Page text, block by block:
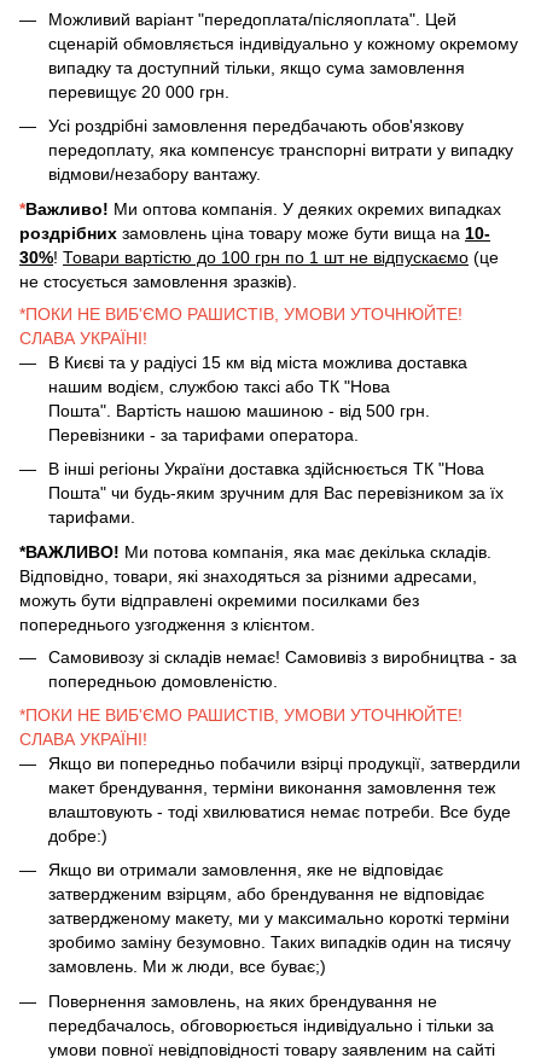
Можливий варіант "передоплата/післяоплата". Цей
сценарій обмовляється індивідуально у кожному окремому
випадку та доступний тільки, якщо сума замовлення
перевищує 20 000 грн.
Усі роздрібні замовлення передбачають обов'язкову
передоплату, яка компенсує транспорні витрати у випадку
відмови/незабору вантажу.
*Важливо! Ми оптова компанія. У деяких окремих випадках
роздрібних замовлень ціна товару може бути вища на 10-
30%! Товари вартістю до 100 грн по 1 шт не відпускаємо (це
не стосується замовлення зразків).
*ПОКИ НЕ ВИБ'ЄМО РАШИСТІВ, УМОВИ УТОЧНЮЙТЕ!
СЛАВА УКРАЇНІ!
В Києві та у радіусі 15 км від міста можлива доставка
нашим водієм, службою таксі або ТК "Нова
Пошта". Вартість нашою машиною - від 500 грн.
Перевізники - за тарифами оператора.
В інші регіоны України доставка здійснюється ТК "Нова
Пошта" чи будь-яким зручним для Вас перевізником за їх
тарифами.
*ВАЖЛИВО! Ми потова компанія, яка має декілька складів.
Відповідно, товари, які знаходяться за різними адресами,
можуть бути відправлені окремими посилками без
попереднього узгодження з клієнтом.
Самовивозу зі складів немає! Самовивіз з виробництва - за
попередньою домовленістю.
*ПОКИ НЕ ВИБ'ЄМО РАШИСТІВ, УМОВИ УТОЧНЮЙТЕ!
СЛАВА УКРАЇНІ!
Якщо ви попередньо побачили взірці продукції, затвердили
макет брендування, терміни виконання замовлення теж
влаштовують - тоді хвилюватися немає потреби. Все буде
добре:)
Якщо ви отримали замовлення, яке не відповідає
затвердженим взірцям, або брендування не відповідає
затвердженому макету, ми у максимально короткі терміни
зробимо заміну безумовно. Таких випадків один на тисячу
замовлень. Ми ж люди, все буває;)
Повернення замовлень, на яких брендування не
передбачалось, обговорюється індивідуально і тільки за
умови повної невідповідності товару заявленим на сайті